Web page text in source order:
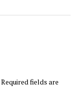
Required fields are